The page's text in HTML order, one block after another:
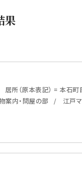
果
居所（原本表記） = 本石町
案内・問屋の部 江戸